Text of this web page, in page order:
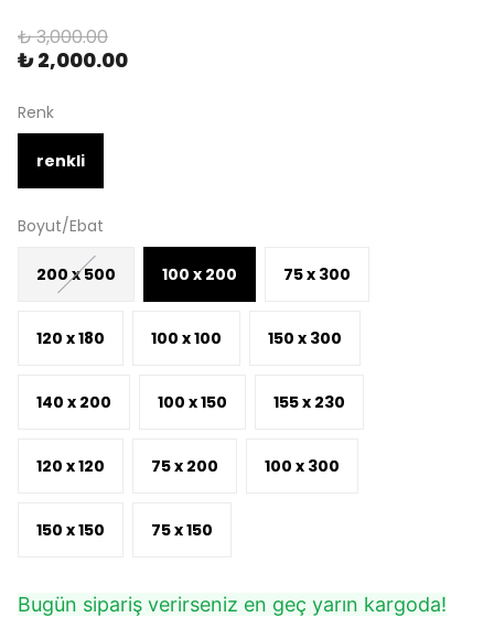
₺ 3,000.00
₺ 2,000.00
Renk
renkli
Boyut/Ebat
200 x 500 100 x 200 75 x 300
120 x 180 100 x 100 150 x 300
140 x 200 100 x 150 155 x 230
120 x 120 75 x 200 100 x 300
150 x 150 75 x 150
Bugün sipariş verirseniz en geç yarın kargoda!